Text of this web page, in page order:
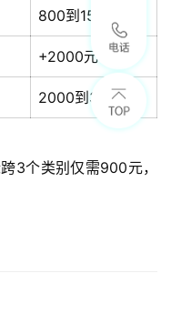
800到1500元
+2000元
2000到3000元
3个类别仅需900元，